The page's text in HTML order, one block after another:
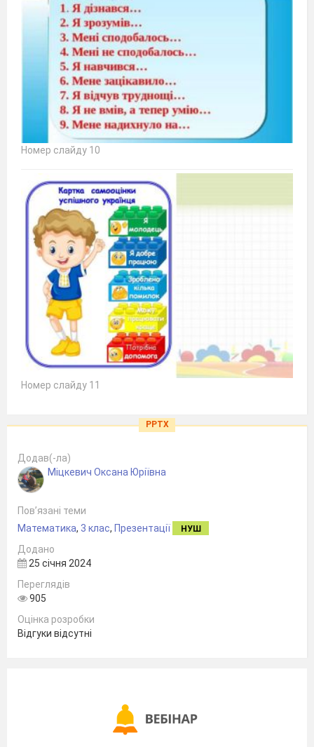
Номер слайду 10
Номер слайду 11
PPTX
Додав(-ла)
Міцкевич Оксана Юріївна
Пов’язані теми
Математика, 3 клас, Презентації НУШ
Додано
25 січня 2024
Переглядів
905
Оцінка розробки
Відгуки відсутні